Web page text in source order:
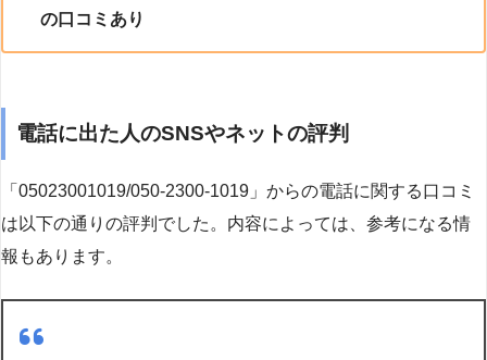
の口コミあり
電話に出た人のSNSやネットの評判
「05023001019/050-2300-1019」からの電話に関する口コミ
は以下の通りの評判でした。内容によっては、参考になる情
報もあります。